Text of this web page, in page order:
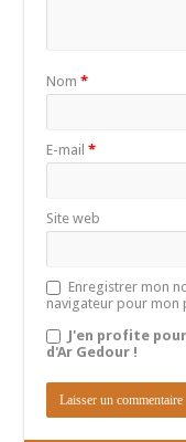
Nom*
E-mail*
Site web
Enregistrer mon
navigateur pour mon
J'en profite
d'Ar Gedour !